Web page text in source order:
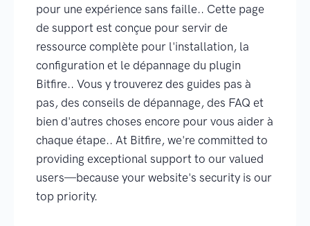
pour une expérience sans faille.. Cette page
de support est conçue pour servir de
ressource complète pour l'installation, la
configuration et le dépannage du plugin
Bitfire.. Vous y trouverez des guides pas à
pas, des conseils de dépannage, des FAQ et
bien d'autres choses encore pour vous aider à
chaque étape.. At Bitfire, we're committed to
providing exceptional support to our valued
users—because your website's security is our
top priority.